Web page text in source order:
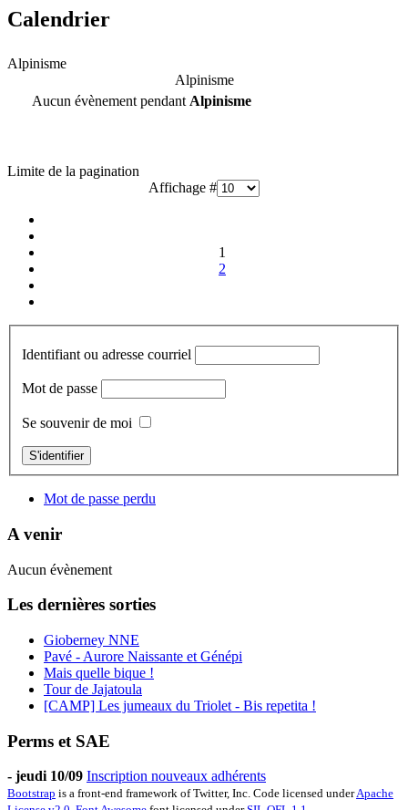
Calendrier
Alpinisme
Alpinisme
Aucun évènement pendant Alpinisme
Limite de la pagination
Affichage #
1
2
Identifiant ou adresse courriel
Mot de passe
Se souvenir de moi
S'identifier
Mot de passe perdu
A venir
Aucun évènement
Les dernières sorties
Gioberney NNE
Pavé - Aurore Naissante et Génépi
Mais quelle bique !
Tour de Jajatoula
[CAMP] Les jumeaux du Triolet - Bis repetita !
Perms et SAE
- jeudi 10/09 Inscription nouveaux adhérents
Bootstrap is a front-end framework of Twitter, Inc. Code licensed underApache